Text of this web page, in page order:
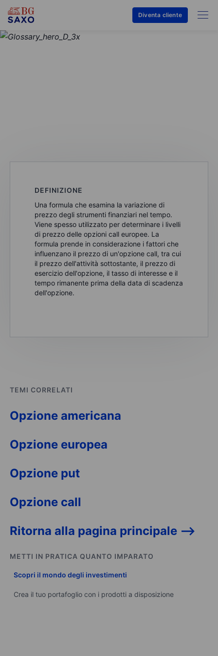
Diventa cliente
DEFINIZIONE
Una formula che esamina la variazione di
prezzo degli strumenti finanziari nel tempo.
Viene spesso utilizzato per determinare i livelli
di prezzo delle opzioni call europee. La
formula prende in considerazione i fattori che
influenzano il prezzo di un'opzione call, tra cui
il prezzo dell'attività sottostante, il prezzo di
esercizio dell'opzione, il tasso di interesse e il
tempo rimanente prima della data di scadenza
dell'opzione.
TEMI CORRELATI
Opzione americana
Opzione europea
Opzione put
Opzione call
Ritorna alla pagina principale -->
METTI IN PRATICA QUANTO IMPARATO
Scopri il mondo degli investimenti
Crea il tuo portafoglio con i prodotti a disposizione